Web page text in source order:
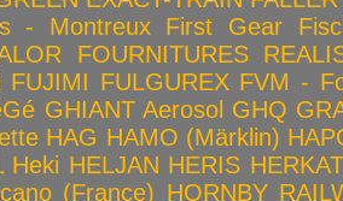
- Montreux First Gear
FOURNITURES
FUJIMI FULGUREX FVM -
GHIANT Aerosol GHQ
HAG HAMO (Märklin)
Heki HELJAN HERIS HERKAT
(France) HORNBY